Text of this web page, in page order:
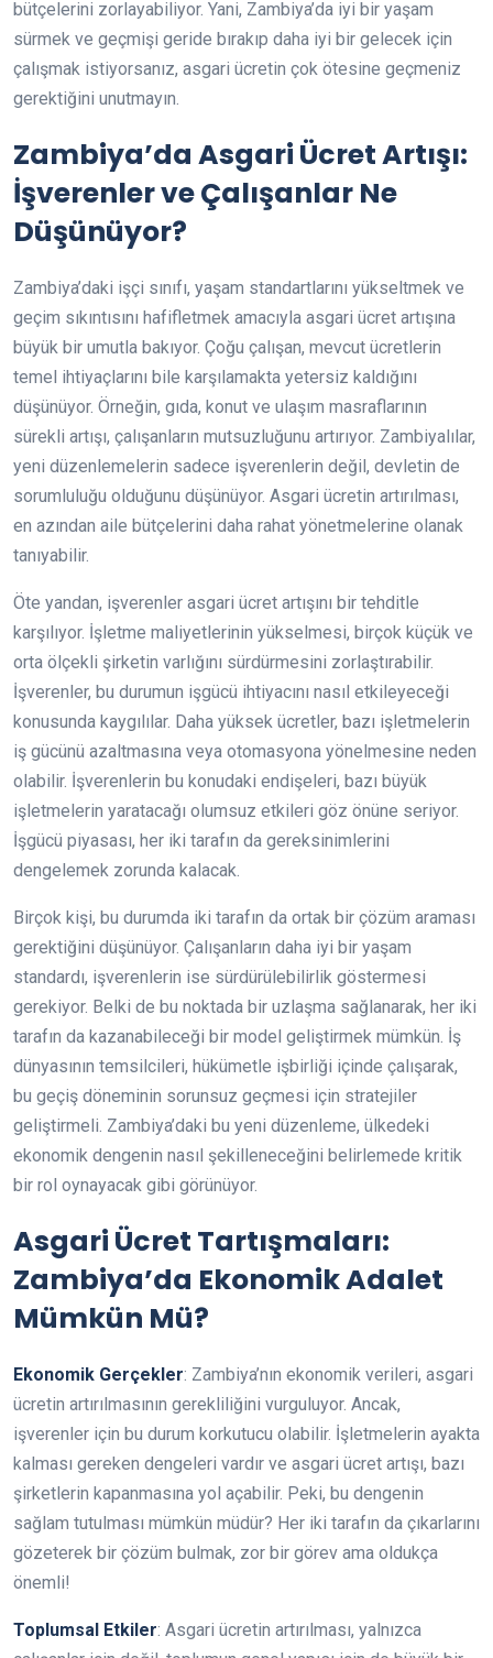
bütçelerini zorlayabiliyor. Yani, Zambiya’da iyi bir yaşam
sürmek ve geçmişi geride bırakıp daha iyi bir gelecek için
çalışmak istiyorsanız, asgari ücretin çok ötesine geçmeniz
gerektiğini unutmayın.
Zambiya’da Asgari Ücret Artışı:
İşverenler ve Çalışanlar Ne
Düşünüyor?
Zambiya’daki işçi sınıfı, yaşam standartlarını yükseltmek ve
geçim sıkıntısını hafifletmek amacıyla asgari ücret artışına
büyük bir umutla bakıyor. Çoğu çalışan, mevcut ücretlerin
temel ihtiyaçlarını bile karşılamakta yetersiz kaldığını
düşünüyor. Örneğin, gıda, konut ve ulaşım masraflarının
sürekli artışı, çalışanların mutsuzluğunu artırıyor. Zambiyalılar,
yeni düzenlemelerin sadece işverenlerin değil, devletin de
sorumluluğu olduğunu düşünüyor. Asgari ücretin artırılması,
en azından aile bütçelerini daha rahat yönetmelerine olanak
tanıyabilir.
Öte yandan, işverenler asgari ücret artışını bir tehditle
karşılıyor. İşletme maliyetlerinin yükselmesi, birçok küçük ve
orta ölçekli şirketin varlığını sürdürmesini zorlaştırabilir.
İşverenler, bu durumun işgücü ihtiyacını nasıl etkileyeceği
konusunda kaygılılar. Daha yüksek ücretler, bazı işletmelerin
iş gücünü azaltmasına veya otomasyona yönelmesine neden
olabilir. İşverenlerin bu konudaki endişeleri, bazı büyük
işletmelerin yaratacağı olumsuz etkileri göz önüne seriyor.
İşgücü piyasası, her iki tarafın da gereksinimlerini
dengelemek zorunda kalacak.
Birçok kişi, bu durumda iki tarafın da ortak bir çözüm araması
gerektiğini düşünüyor. Çalışanların daha iyi bir yaşam
standardı, işverenlerin ise sürdürülebilirlik göstermesi
gerekiyor. Belki de bu noktada bir uzlaşma sağlanarak, her iki
tarafın da kazanabileceği bir model geliştirmek mümkün. İş
dünyasının temsilcileri, hükümetle işbirliği içinde çalışarak,
bu geçiş döneminin sorunsuz geçmesi için stratejiler
geliştirmeli. Zambiya’daki bu yeni düzenleme, ülkedeki
ekonomik dengenin nasıl şekilleneceğini belirlemede kritik
bir rol oynayacak gibi görünüyor.
Asgari Ücret Tartışmaları:
Zambiya’da Ekonomik Adalet
Mümkün Mü?
Ekonomik Gerçekler: Zambiya’nın ekonomik verileri, asgari
ücretin artırılmasının gerekliliğini vurguluyor. Ancak,
işverenler için bu durum korkutucu olabilir. İşletmelerin ayakta
kalması gereken dengeleri vardır ve asgari ücret artışı, bazı
şirketlerin kapanmasına yol açabilir. Peki, bu dengenin
sağlam tutulması mümkün müdür? Her iki tarafın da çıkarlarını
gözeterek bir çözüm bulmak, zor bir görev ama oldukça
önemli!
Toplumsal Etkiler: Asgari ücretin artırılması, yalnızca